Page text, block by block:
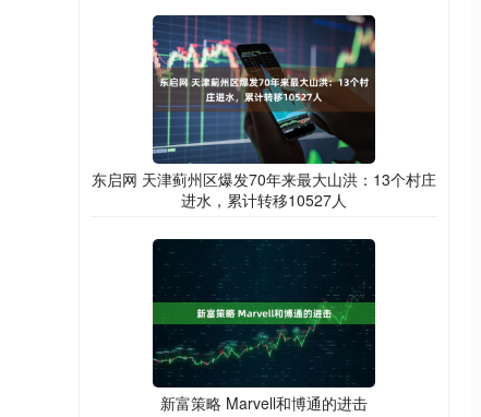
东启网 天津蓟州区爆发70年来最大山洪：13个村庄
进水，累计转移10527人
新富策略 Marvell和博通的进击